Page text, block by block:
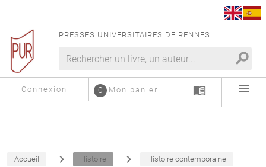
PRESSES UNIVERSITAIRES DE RENNES
search
Connexion Mon panier
0 menu_book menu
Accueil navigate_next Histoire navigate_next Histoire contemporaine